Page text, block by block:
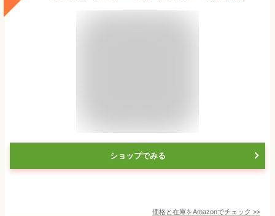
ショップでみる
価格と在庫をAmazonでチェック >>